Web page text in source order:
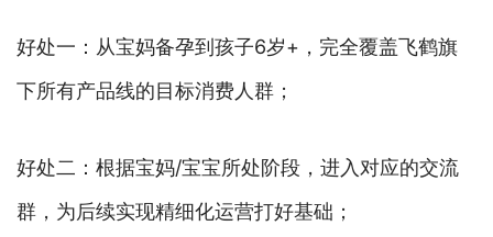
好处一：从宝妈备孕到孩子6岁+，完全覆盖飞鹤旗
下所有产品线的目标消费人群；
好处二：根据宝妈/宝宝所处阶段，进入对应的交流
群，为后续实现精细化运营打好基础；